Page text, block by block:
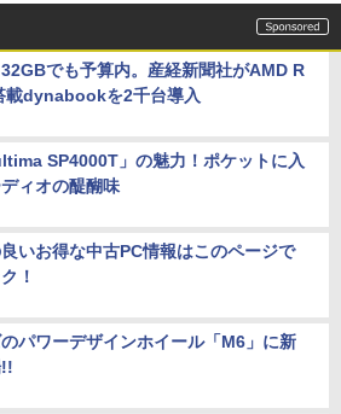
32GBでも予算内。産経新聞社がAMD R
載dynabookを2千台導入
SP4000T」の魅力！ポケットに入
ィオの醍醐味
いお得な中古PC情報はこのページで
！
パワーデザインホイール「M6」に新